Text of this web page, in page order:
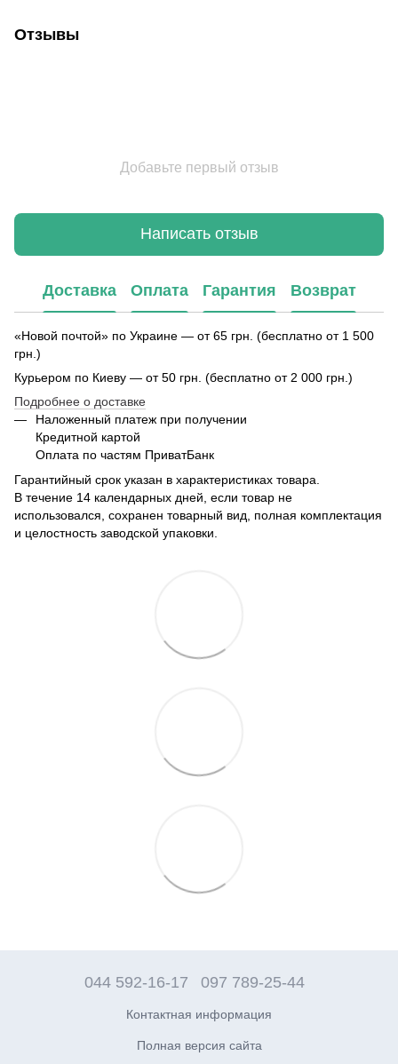
Отзывы
Добавьте первый отзыв
Написать отзыв
Доставка Оплата Гарантия Возврат
«Новой почтой» по Украине — от 65 грн. (бесплатно от 1 500
грн.)
Курьером по Киеву — от 50 грн. (бесплатно от 2 000 грн.)
Подробнее о доставке
Наложенный платеж при получении
Кредитной картой
Оплата по частям ПриватБанк
Гарантийный срок указан в характеристиках товара.
В течение 14 календарных дней, если товар не
использовался, сохранен товарный вид, полная комплектация
и целостность заводской упаковки.
044 592-16-17 097 789-25-44
Контактная информация
Полная версия сайта